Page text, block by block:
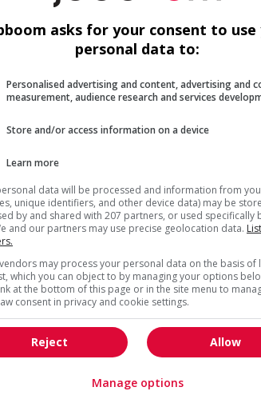
asks for your consent to use
personal data to:
Personalised advertising and content, advertising and
measurement, audience research and services
Store and/or access information on a device
Learn more
data will be processed and information from
unique identifiers, and other device data) may be
by and shared with 207 partners, or used specifically
and our partners may use precise geolocation data.
may process your personal data on the basis of
which you can object to by managing your options
at the bottom of this page or in the site menu to
consent in privacy and cookie settings.
Allow
Reject
Manage options